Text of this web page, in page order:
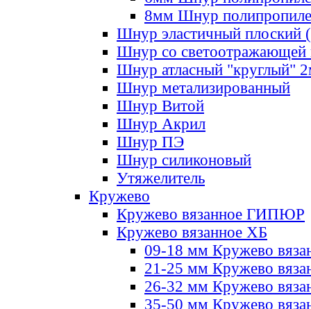
8мм Шнур
Шнур эластичный плоский
Шнур со светоотражающей
Шнур атласный "круглый"
Шнур метализированный
Шнур Витой
Шнур Акрил
Шнур ПЭ
Шнур силиконовый
Утяжелитель
Кружево
Кружево вязанное ГИПЮР
Кружево вязанное ХБ
09-18 мм Кружево
21-25 мм Кружево
26-32 мм Кружево
35-50 мм Кружево